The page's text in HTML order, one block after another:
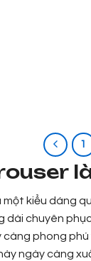
1
kiểu dáng
dài chuyên
phong phú
ngày càng